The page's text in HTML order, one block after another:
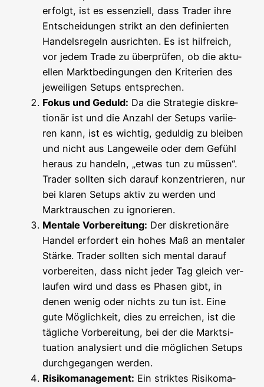
erfolgt, ist es essen­zi­ell, dass Trader ihre
Ent­schei­dun­gen strikt an den defi­nier­ten
Han­dels­re­geln aus­rich­ten. Es ist hilf­reich,
vor jedem Trade zu über­prü­fen, ob die aktu­
el­len Markt­be­din­gun­gen den Kri­te­ri­en des
jewei­li­gen Set­ups entsprechen.
Fokus und Geduld: Da die Stra­te­gie dis­kre­
tio­när ist und die Anzahl der Set­ups vari­ie­
ren kann, ist es wich­tig, gedul­dig zu blei­ben
und nicht aus Lan­ge­wei­le oder dem Gefühl
her­aus zu han­deln, „etwas tun zu müs­sen“.
Trader soll­ten sich dar­auf kon­zen­trie­ren, nur
bei kla­ren Set­ups aktiv zu wer­den und
Markt­rau­schen zu ignorieren.
Men­ta­le Vor­be­rei­tung: Der dis­kre­tio­nä­re
Han­del erfor­dert ein hohes Maß an men­ta­ler
Stär­ke. Trader soll­ten sich men­tal dar­auf
vor­be­rei­ten, dass nicht jeder Tag gleich ver­
lau­fen wird und dass es Pha­sen gibt, in
denen wenig oder nichts zu tun ist. Eine
gute Mög­lich­keit, dies zu errei­chen, ist die
täg­li­che Vor­be­rei­tung, bei der die Markt­si­
tua­ti­on ana­ly­siert und die mög­li­chen Set­ups
durch­ge­gan­gen werden.
Risi­ko­ma­nage­ment: Ein strik­tes Risi­ko­ma­